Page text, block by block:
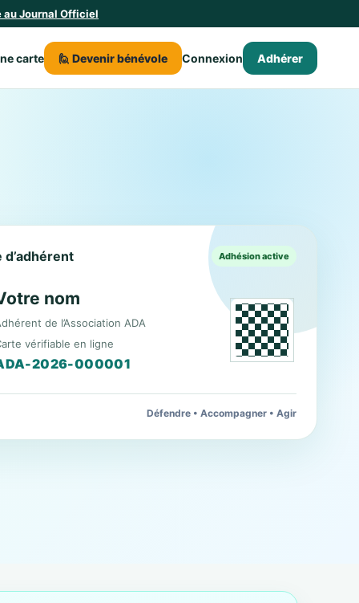
Journal Officiel
carte 🙋 Devenir bénévole Connexion Adhérer
Adhésion active
nom
de l’Association ADA
vérifiable en ligne
2026-000001
Défendre • Accompagner • Agir